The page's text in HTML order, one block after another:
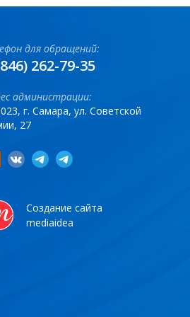
для обращений:
262-79-35
администрации:
г. Самара, ул. Советской
27
Создание сайта
mediaidea